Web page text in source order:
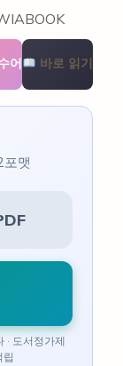
어 바로 읽기
포맷
· 도서정가제